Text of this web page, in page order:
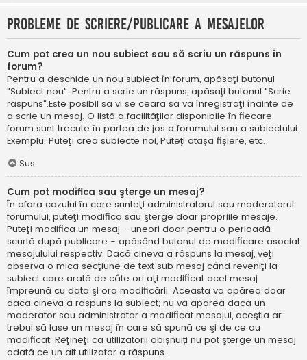
Probleme de scriere/publicare a mesajelor
Cum pot crea un nou subiect sau să scriu un răspuns în
forum?
Pentru a deschide un nou subiect în forum, apăsaţi butonul
"Subiect nou". Pentru a scrie un răspuns, apăsați butonul "Scrie
răspuns".Este posibil să vi se ceară să vă înregistraţi înainte de
a scrie un mesaj. O listă a facilităţilor disponibile în fiecare
forum sunt trecute în partea de jos a forumului sau a subiectului.
Exemplu: Puteţi crea subiecte noi, Puteți atașa fișiere, etc.
Sus
Cum pot modifica sau şterge un mesaj?
În afara cazului în care sunteţi administratorul sau moderatorul
forumului, puteţi modifica sau şterge doar propriile mesaje.
Puteţi modifica un mesaj - uneori doar pentru o perioadă
scurtă după publicare - apăsând butonul de modificare asociat
mesajulului respectiv. Dacă cineva a răspuns la mesaj, veţi
observa o mică secţiune de text sub mesaj când reveniţi la
subiect care arată de câte ori aţi modificat acel mesaj
împreună cu data şi ora modificării. Aceasta va apărea doar
dacă cineva a răspuns la subiect; nu va apărea dacă un
moderator sau administrator a modificat mesajul, aceştia ar
trebui să lase un mesaj în care să spună ce şi de ce au
modificat. Reţineţi că utilizatorii obișnuiți nu pot şterge un mesaj
odată ce un alt utilizator a răspuns.